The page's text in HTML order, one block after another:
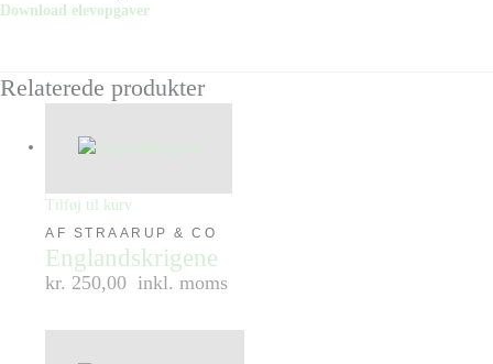
Download elevopgaver
Relaterede produkter
Tilføj til kurv
AF STRAARUP & CO
Englandskrigene
kr. 250,00 inkl. moms